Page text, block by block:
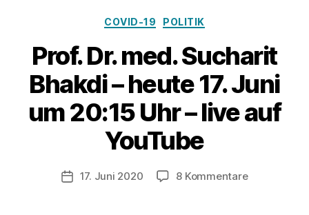
Kategorien
COVID-19 POLITIK
Prof. Dr. med. Sucharit
Bhakdi – heute 17. Juni
um 20:15 Uhr – live auf
YouTube
Veröffentlichungsdatum
17. Juni 2020 8 Kommentarezu